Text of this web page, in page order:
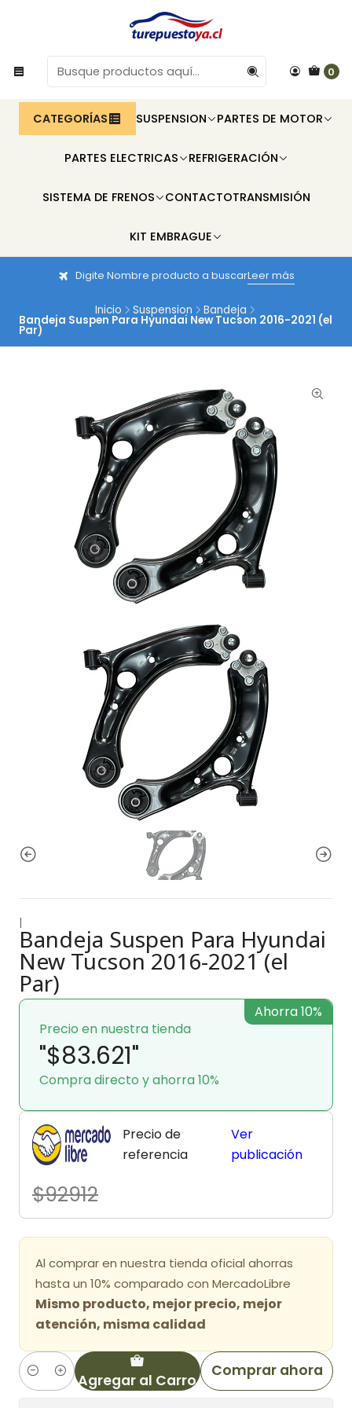
0
CATEGORÍAS SUSPENSION PARTES DE MOTOR
PARTES ELECTRICAS REFRIGERACIÓN
SISTEMA DE FRENOS CONTACTOTRANSMISIÓN
KIT EMBRAGUE
Digite Nombre producto a buscarLeer más
Inicio Suspension Bandeja
Bandeja Suspen Para Hyundai New Tucson 2016-2021 (el
Par)
|
Bandeja Suspen Para Hyundai
New Tucson 2016-2021 (el
Par)
Precio en nuestra tienda
"$83.621"
Compra directo y ahorra 10%
Ahorra 10%
Precio de
referencia
$92912
Ver
publicación
Al comprar en nuestra tienda oficial ahorras
hasta un 10% comparado con MercadoLibre
Mismo producto, mejor precio, mejor
atención, misma calidad
Cantidad Agregar al Carro
Comprar ahora